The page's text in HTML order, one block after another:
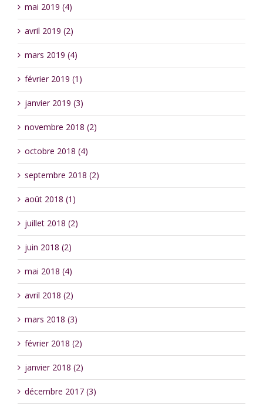
mai 2019 (4)
avril 2019 (2)
mars 2019 (4)
février 2019 (1)
janvier 2019 (3)
novembre 2018 (2)
octobre 2018 (4)
septembre 2018 (2)
août 2018 (1)
juillet 2018 (2)
juin 2018 (2)
mai 2018 (4)
avril 2018 (2)
mars 2018 (3)
février 2018 (2)
janvier 2018 (2)
décembre 2017 (3)